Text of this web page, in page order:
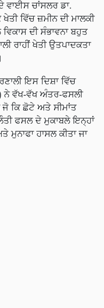
ਵਾਈਸ ਚਾਂਸਲਰ ਡਾ.
ਵਿੱਚ ਜ਼ਮੀਨ ਦੀ ਮਾਲਕੀ
ਦੀ ਸੰਭਾਵਨਾ ਬਹੁਤ
ਰਾਹੀਂ ਖੇਤੀ ਉਤਪਾਦਕਤਾ
ਇਸ ਦਿਸ਼ਾ ਵਿੱਚ
ਨੇ ਵੱਖ-ਵੱਖ ਅੰਤਰ-ਫਸਲੀ
ਕਿ ਛੋਟੇ ਅਤੇ ਸੀਮਾਂਤ
ਫਸਲ ਦੇ ਮੁਕਾਬਲੇ ਇਨ੍ਹਾਂ
ਮੁਨਾਫਾ ਹਾਸਲ ਕੀਤਾ ਜਾ